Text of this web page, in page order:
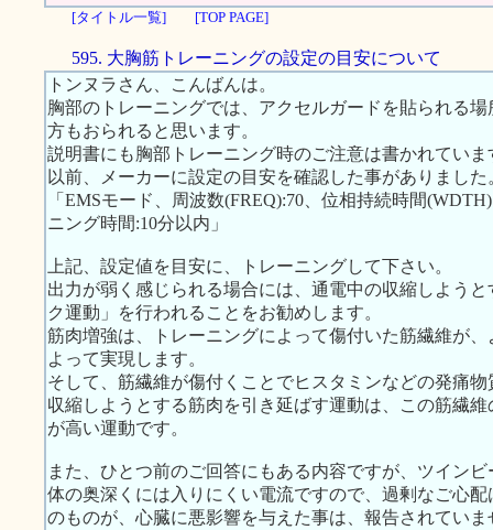
[タイトル一覧] [TOP PAGE]
595. 大胸筋トレーニングの設定の目安について
トンヌラさん、こんばんは。
胸部のトレーニングでは、アクセルガードを貼られる
方もおられると思います。
説明書にも胸部トレーニング時のご注意は書かれてい
以前、メーカーに設定の目安を確認した事がありました
「EMSモード、周波数(FREQ):70、位相持続時間
ニング時間:10分以内」
上記、設定値を目安に、トレーニングして下さい。
出力が弱く感じられる場合には、通電中の収縮しよう
ク運動」を行われることをお勧めします。
筋肉増強は、トレーニングによって傷付いた筋繊維が
よって実現します。
そして、筋繊維が傷付くことでヒスタミンなどの発痛
収縮しようとする筋肉を引き延ばす運動は、この筋繊
が高い運動です。
また、ひとつ前のご回答にもある内容ですが、ツイン
体の奥深くには入りにくい電流ですので、過剰なご心
のものが、心臓に悪影響を与えた事は、報告されていま